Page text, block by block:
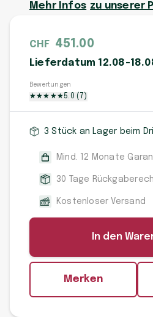
Mehr Infos zu unserer
CHF 451.00
Lieferdatum 12.08-
Bewertungen
★★★ ★★5.0 ( 7 )
3 Stück an Lager beim
Mind. 12 Monate
30 Tage
Kostenloser Versand
In den
Merken